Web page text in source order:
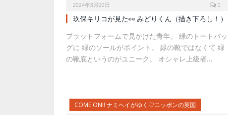
2024年3月20日 0
玖保キリコが見た👀 みどりくん（描き下ろし！）
プラットフォームで見かけた青年。 緑のトートバッ
グに 緑のソールがポイント。 緑の靴ではなくて 緑
の靴底というのがユニーク。 オシャレ上級者…
COME ON!! ナミヘイがゆく♡ニッポンの英国